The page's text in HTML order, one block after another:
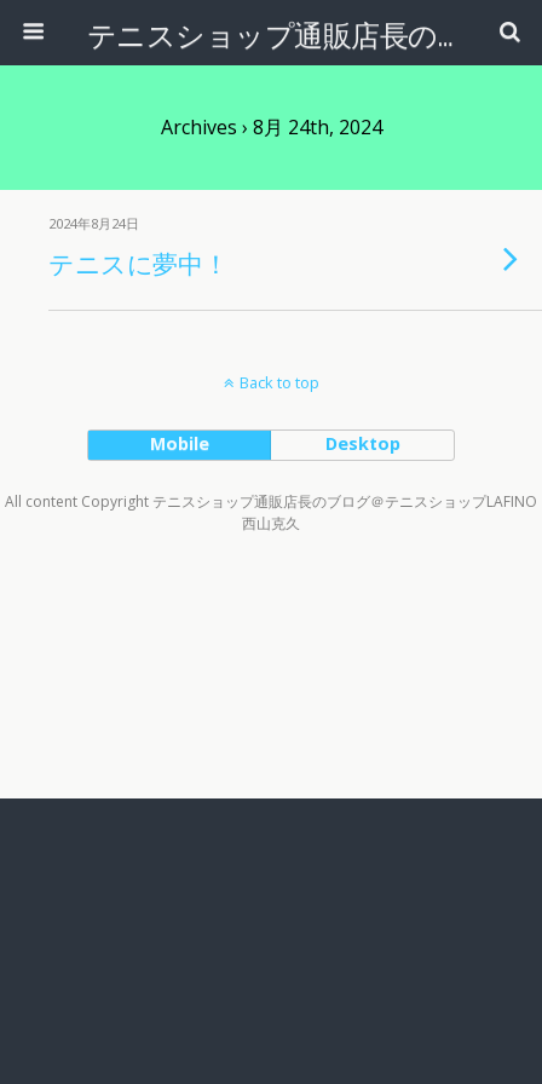
テニスショップ通販店長のブログ＠テニスショップLAFINO 西山克久
Archives › 8月 24th, 2024
2024年8月24日
テニスに夢中！
Back to top
Mobile Desktop
All content Copyright テニスショップ通販店長のブログ＠テニスショップLAFINO
西山克久